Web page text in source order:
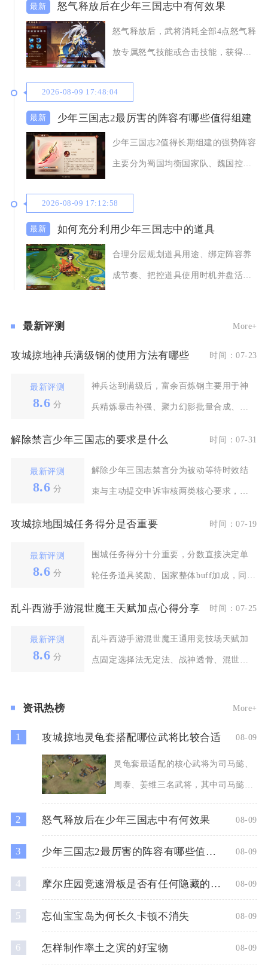
怒气释放后在少年三国志中有何效果
怒气释放后，武将消耗全部4点怒气释
放专属怒气技能或合击技能，获得高
2026-08-09 17:48:04
少年三国志2最厉害的阵容有哪些值得组建
少年三国志2值得长期组建的强势阵容
主要分为蜀国均衡国家队、魏国控制
2026-08-09 17:12:58
如何充分利用少年三国志中的道具
合理分层规划道具用途、绑定阵容养
成节奏、把控道具使用时机并盘活闲
最新评测 More+
攻城掠地神兵满级钢的使用方法有哪些 时间：07-23
最新评测
8.6 分
神兵达到满级后，富余百炼钢主要用于神
兵精炼暴击补强、聚力幻影批量合成、大
解除禁言少年三国志的要求是什么 时间：07-31
最新评测
8.6 分
解除少年三国志禁言分为被动等待时效结
束与主动提交申诉审核两类核心要求，被
攻城掠地围城任务得分是否重要 时间：07-19
最新评测
8.6 分
围城任务得分十分重要，分数直接决定单
轮任务道具奖励、国家整体buff加成，同时
乱斗西游手游混世魔王天赋加点心得分享 时间：07-25
最新评测
8.6 分
乱斗西游手游混世魔王通用竞技场天赋加
点固定选择法无定法、战神透骨、混世霸
资讯热榜 More+
1 攻城掠地灵龟套搭配哪位武将比较合适 08-09
灵龟套最适配的核心武将为司马懿、
周泰、姜维三名武将，其中司马懿是
灵龟套综合发挥效果最好的人
2 怒气释放后在少年三国志中有何效果 08-09
3 少年三国志2最厉害的阵容有哪些值得组建 08-09
4 摩尔庄园竞速滑板是否有任何隐藏的奖励 08-09
5 忘仙宝宝岛为何长久卡顿不消失 08-09
6 怎样制作率土之滨的好宝物 08-09